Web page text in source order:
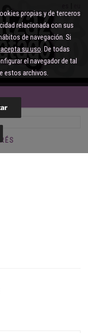
propias y de terceros
relacionada con sus
de navegación. Si
acepta su uso. De todas
el navegador de tal
estos archivos.